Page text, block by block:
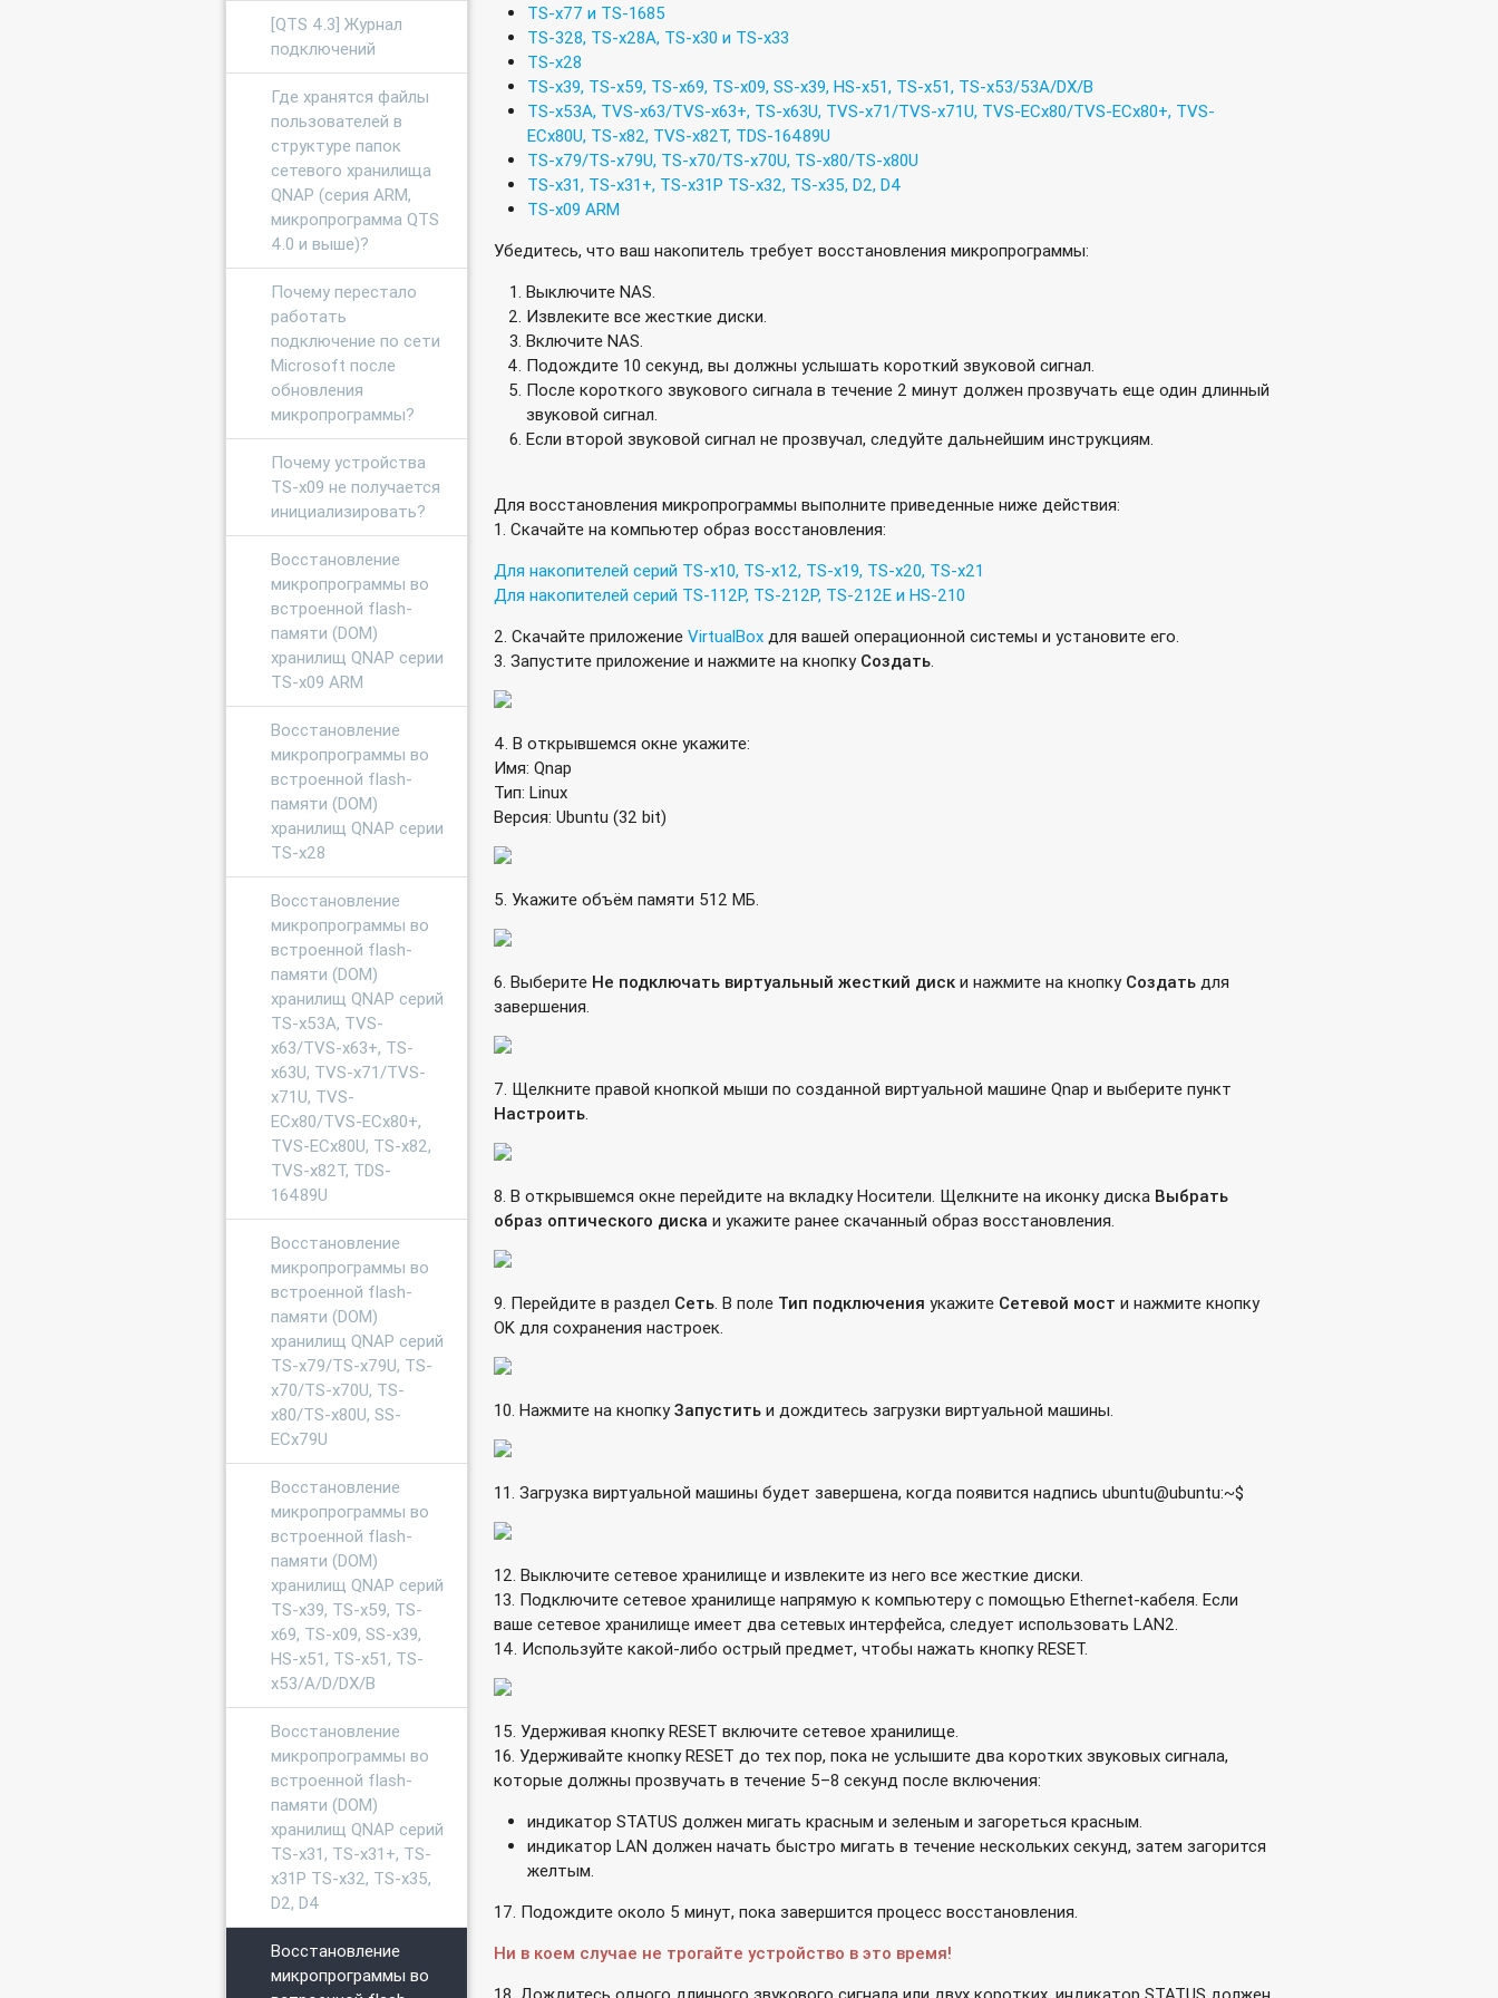
[QTS 4.3] Журнал
подключений
Где хранятся файлы
пользователей в
структуре папок
сетевого хранилища
QNAP (серия ARM,
микропрограмма QTS
4.0 и выше)?
Почему перестало
работать
подключение по сети
Microsoft после
обновления
микропрограммы?
Почему устройства
TS-x09 не получается
инициализировать?
Восстановление
микропрограммы во
встроенной flash-
памяти (DOM)
хранилищ QNAP серии
TS-x09 ARM
Восстановление
микропрограммы во
встроенной flash-
памяти (DOM)
хранилищ QNAP серии
TS-x28
Восстановление
микропрограммы во
встроенной flash-
памяти (DOM)
хранилищ QNAP серий
TS-x53A, TVS-
x63/TVS-x63+, TS-
x63U, TVS-x71/TVS-
x71U, TVS-
ECx80/TVS-ECx80+,
TVS-ECx80U, TS-x82,
TVS-x82T, TDS-
16489U
Восстановление
микропрограммы во
встроенной flash-
памяти (DOM)
хранилищ QNAP серий
TS-x79/TS-x79U, TS-
x70/TS-x70U, TS-
x80/TS-x80U, SS-
ECx79U
Восстановление
микропрограммы во
встроенной flash-
памяти (DOM)
хранилищ QNAP серий
TS-x39, TS-x59, TS-
x69, TS-x09, SS-x39,
HS-x51, TS-x51, TS-
x53/A/D/DX/B
Восстановление
микропрограммы во
встроенной flash-
памяти (DOM)
хранилищ QNAP серий
TS-x31, TS-x31+, TS-
x31P TS-x32, TS-x35,
D2, D4
Восстановление
микропрограммы во
TS-x77 и TS-1685
TS-328, TS-x28A, TS-x30 и TS-x33
TS-x28
TS-x39, TS-x59, TS-x69, TS-x09, SS-x39, HS-x51, TS-x51, TS-x53/53A/DX/B
TS-x53A, TVS-x63/TVS-x63+, TS-x63U, TVS-x71/TVS-x71U, TVS-ECx80/TVS-ECx80+, TVS-
ECx80U, TS-x82, TVS-x82T, TDS-16489U
TS-x79/TS-x79U, TS-x70/TS-x70U, TS-x80/TS-x80U
TS-x31, TS-x31+, TS-x31P TS-x32, TS-x35, D2, D4
TS-x09 ARM
Убедитесь, что ваш накопитель требует восстановления микропрограммы:
Выключите NAS.
Извлеките все жесткие диски.
Включите NAS.
Подождите 10 секунд, вы должны услышать короткий звуковой сигнал.
После короткого звукового сигнала в течение 2 минут должен прозвучать еще один длинный
звуковой сигнал.
Если второй звуковой сигнал не прозвучал, следуйте дальнейшим инструкциям.
Для восстановления микропрограммы выполните приведенные ниже действия:
1. Скачайте на компьютер образ восстановления:
Для накопителей серий TS-x10, TS-x12, TS-x19, TS-x20, TS-x21
Для накопителей серий TS-112P, TS-212P, TS-212E и HS-210
2. Скачайте приложение VirtualBoxдля вашей операционной системы и установите его.
3. Запустите приложение и нажмите на кнопку Создать.
4. В открывшемся окне укажите:
Имя: Qnap
Тип: Linux
Версия: Ubuntu (32 bit)
5. Укажите объём памяти 512 МБ.
6. Выберите Не подключать виртуальный жесткий диск и нажмите на кнопку Создатьдля
завершения.
7. Щелкните правой кнопкой мыши по созданной виртуальной машине Qnap и выберите пункт
Настроить.
8. В открывшемся окне перейдите на вкладку Носители. Щелкните на иконку диска Выбрать
образ оптического диска и укажите ранее скачанный образ восстановления.
9. Перейдите в раздел Сеть. В поле Тип подключения укажитеСетевой мост и нажмите кнопку
OK для сохранения настроек.
10. Нажмите на кнопкуЗапуститьи дождитесь загрузки виртуальной машины.
11. Загрузка виртуальной машины будет завершена, когда появится надпись ubuntu@ubuntu:~$
12. Выключите сетевое хранилище и извлеките из него все жесткие диски.
13. Подключите сетевое хранилище напрямую к компьютеру с помощью Ethernet-кабеля. Если
ваше сетевое хранилище имеет два сетевых интерфейса, следует использовать LAN2.
14. Используйте какой-либо острый предмет, чтобы нажать кнопку RESET.
15. Удерживая кнопку RESET включите сетевое хранилище.
16. Удерживайте кнопку RESET до тех пор, пока не услышите два коротких звуковых сигнала,
которые должны прозвучать в течение 5–8 секунд после включения:
индикатор STATUS должен мигать красным и зеленым и загореться красным.
индикатор LAN должен начать быстро мигать в течение нескольких секунд, затем загорится
желтым.
17. Подождите около 5 минут, пока завершится процесс восстановления.
Ни в коем случае не трогайте устройство в это время!
18. Дождитесь одного длинного звукового сигнала или двух коротких, индикатор STATUS должен